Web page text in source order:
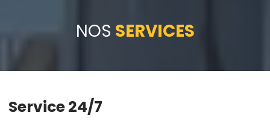
NOS SERVICES
Service 24/7